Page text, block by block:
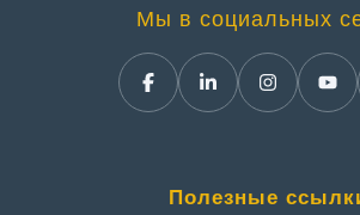
Мы в социальных
Полезные